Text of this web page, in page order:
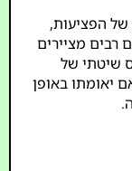
של הפציעות,
רבים מציירים
שיטתי של
יאומתו באופן